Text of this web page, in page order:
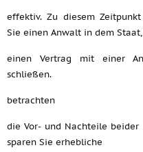
effektiv. Zu diesem
Sie einen Anwalt in dem
einen Vertrag mit einer
schließen.
betrachten
die Vor- und Nachteile
sparen Sie erhebliche